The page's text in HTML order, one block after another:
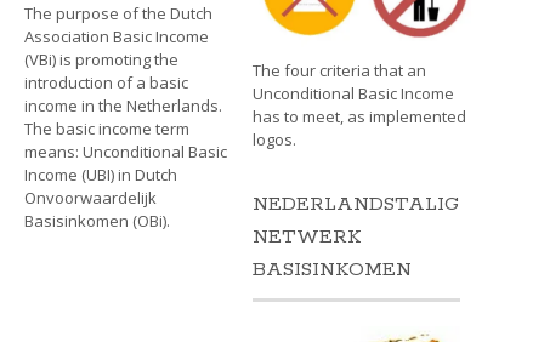
The purpose of the Dutch
Association Basic Income
(VBi) is promoting the
introduction of a basic
income in the Netherlands.
The basic income term
means: Unconditional Basic
Income (UBI) in Dutch
Onvoorwaardelijk
Basisinkomen (OBi).
The four criteria that an
Unconditional Basic Income
has to meet, as implemented
logos.
NEDERLANDSTALIG
NETWERK
BASISINKOMEN